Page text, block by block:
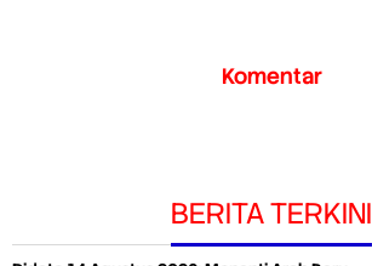
Komentar
BERITA TERKINI